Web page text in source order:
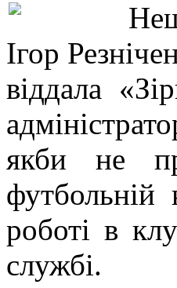
Ігор
віддала
якби не
футбольній
роботі в
службі.